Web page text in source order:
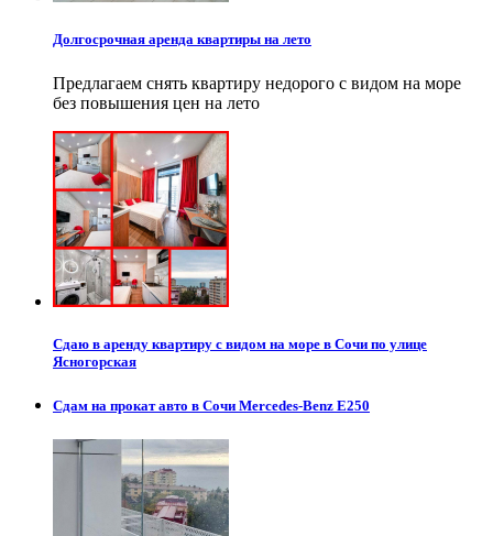
Долгосрочная аренда квартиры на лето
Предлагаем снять квартиру недорого с видом на море
без повышения цен на лето
Сдаю в аренду квартиру с видом на море в Сочи по улице
Ясногорская
Сдам на прокат авто в Сочи Mercedes-Benz E250